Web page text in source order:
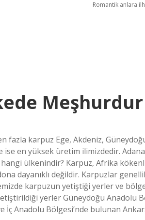
Romantik anlara
Meşhurdur
fazla karpuz Ege, Akdeniz,
en yüksek üretim ilimizdedir.
ülkenindir? Karpuz, Afrika
dayanıklı değildir. Karpuzlar
karpuzun yetiştiği yerler ve
yerler Güneydoğu Anadolu
İç Anadolu Bölgesi’nde bulunan